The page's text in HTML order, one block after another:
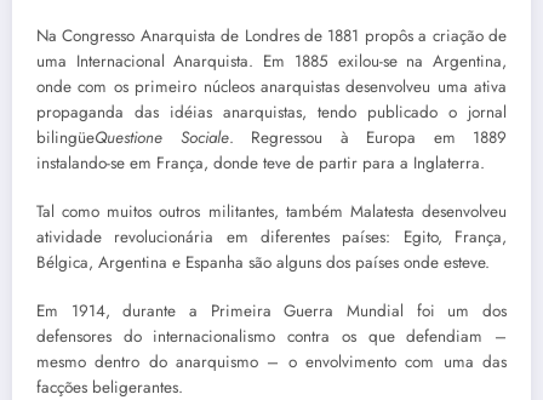
Na Congresso Anarquista de Londres de 1881 propôs a criação de
uma Internacional Anarquista. Em 1885 exilou-se na Argentina,
onde com os primeiro núcleos anarquistas desenvolveu uma ativa
propaganda das idéias anarquistas, tendo publicado o jornal
bilingüeQuestione Sociale. Regressou à Europa em 1889
instalando-se em França, donde teve de partir para a Inglaterra.
Tal como muitos outros militantes, também Malatesta desenvolveu
atividade revolucionária em diferentes países: Egito, França,
Bélgica, Argentina e Espanha são alguns dos países onde esteve.
Em 1914, durante a Primeira Guerra Mundial foi um dos
defensores do internacionalismo contra os que defendiam –
mesmo dentro do anarquismo – o envolvimento com uma das
facções beligerantes.